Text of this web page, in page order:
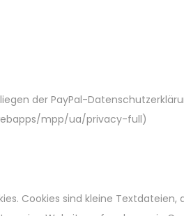
der PayPal-
mpp/ua/privacy-full)
Cookies sind kleine